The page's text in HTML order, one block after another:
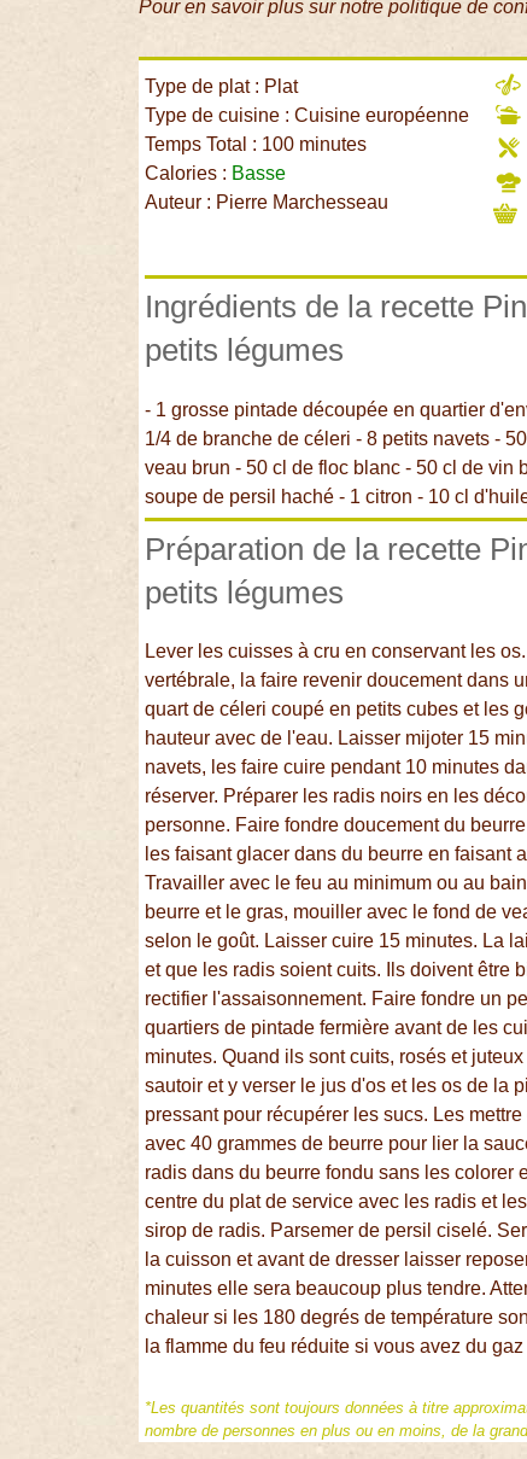
Pour en savoir plus sur notre politique de
Type de plat : Plat
Type de cuisine : Cuisine européenne
Temps Total : 100 minutes
Calories : Basse
Auteur : Pierre Marchesseau
Ingrédients de la recette
petits légumes
- 1 grosse pintade découpée en quartier
1/4 de branche de céleri - 8 petits navets -
veau brun - 50 cl de floc blanc - 50 cl de vin
soupe de persil haché - 1 citron - 10 cl
Préparation de la recette
petits légumes
Lever les cuisses à cru en conservant les
vertébrale, la faire revenir doucement dans
quart de céleri coupé en petits cubes et les
hauteur avec de l'eau. Laisser mijoter 15
navets, les faire cuire pendant 10 minutes
réserver. Préparer les radis noirs en les
personne. Faire fondre doucement du
les faisant glacer dans du beurre en faisant
Travailler avec le feu au minimum ou au
beurre et le gras, mouiller avec le fond de
selon le goût. Laisser cuire 15 minutes. La
et que les radis soient cuits. Ils doivent être
rectifier l'assaisonnement. Faire fondre un
quartiers de pintade fermière avant de les
minutes. Quand ils sont cuits, rosés et
sautoir et y verser le jus d'os et les os de la
pressant pour récupérer les sucs. Les
avec 40 grammes de beurre pour lier la
radis dans du beurre fondu sans les colorer
centre du plat de service avec les radis et
sirop de radis. Parsemer de persil ciselé.
la cuisson et avant de dresser laisser
minutes elle sera beaucoup plus tendre.
chaleur si les 180 degrés de température
la flamme du feu réduite si vous avez du
*Les quantités sont toujours données à titre
nombre de personnes en plus ou en moins, de la